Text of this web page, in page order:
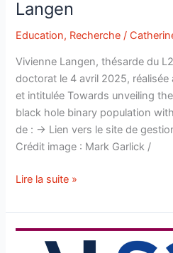
Langen
Education, Recherche /
Vivienne Langen, thésarde du
doctorat le 4 avril 2025, réalisée
et intitulée Towards unveiling
black hole binary population
de : → Lien vers le site de
Crédit image : Mark Garlick /
Soutenance
thèse
de
Vivienne
Lire la suite »